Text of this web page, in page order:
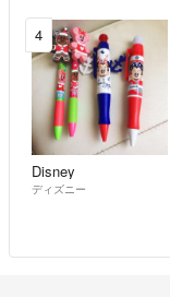
4
Disney
ディズニー